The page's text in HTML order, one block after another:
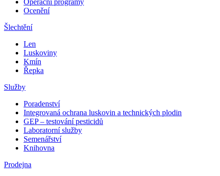
Operační programy
Ocenění
Šlechtění
Len
Luskoviny
Kmín
Řepka
Služby
Poradenství
Integrovaná ochrana luskovin a technických plodin
GEP – testování pesticidů
Laboratorní služby
Semenářství
Knihovna
Prodejna